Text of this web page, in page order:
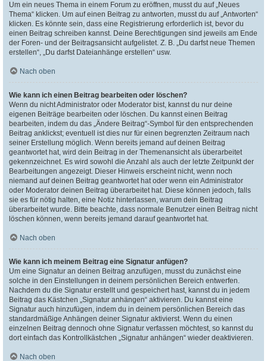
Um ein neues Thema in einem Forum zu eröffnen, musst du auf „Neues
Thema“ klicken. Um auf einen Beitrag zu antworten, musst du auf „Antworten“
klicken. Es könnte sein, dass eine Registrierung erforderlich ist, bevor du
einen Beitrag schreiben kannst. Deine Berechtigungen sind jeweils am Ende
der Foren- und der Beitragsansicht aufgelistet. Z. B. „Du darfst neue Themen
erstellen“, „Du darfst Dateianhänge erstellen“ usw.
Nach oben
Wie kann ich einen Beitrag bearbeiten oder löschen?
Wenn du nicht Administrator oder Moderator bist, kannst du nur deine
eigenen Beiträge bearbeiten oder löschen. Du kannst einen Beitrag
bearbeiten, indem du das „Ändere Beitrag“-Symbol für den entsprechenden
Beitrag anklickst; eventuell ist dies nur für einen begrenzten Zeitraum nach
seiner Erstellung möglich. Wenn bereits jemand auf deinen Beitrag
geantwortet hat, wird dein Beitrag in der Themenansicht als überarbeitet
gekennzeichnet. Es wird sowohl die Anzahl als auch der letzte Zeitpunkt der
Bearbeitungen angezeigt. Dieser Hinweis erscheint nicht, wenn noch
niemand auf deinen Beitrag geantwortet hat oder wenn ein Administrator
oder Moderator deinen Beitrag überarbeitet hat. Diese können jedoch, falls
sie es für nötig halten, eine Notiz hinterlassen, warum dein Beitrag
überarbeitet wurde. Bitte beachte, dass normale Benutzer einen Beitrag nicht
löschen können, wenn bereits jemand darauf geantwortet hat.
Nach oben
Wie kann ich meinem Beitrag eine Signatur anfügen?
Um eine Signatur an deinen Beitrag anzufügen, musst du zunächst eine
solche in den Einstellungen in deinem persönlichen Bereich entwerfen.
Nachdem du die Signatur erstellt und gespeichert hast, kannst du in jedem
Beitrag das Kästchen „Signatur anhängen“ aktivieren. Du kannst eine
Signatur auch hinzufügen, indem du in deinem persönlichen Bereich das
standardmäßige Anhängen deiner Signatur aktivierst. Wenn du einen
einzelnen Beitrag dennoch ohne Signatur verfassen möchtest, so kannst du
dort einfach das Kontrollkästchen „Signatur anhängen“ wieder deaktivieren.
Nach oben